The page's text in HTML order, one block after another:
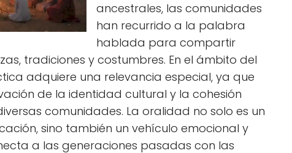
ancestrales, las comunidades
han recurrido a la palabra
hablada para compartir
tradiciones y costumbres. En el ámbito del
adquiere una relevancia especial, ya que
de la identidad cultural y la cohesión
comunidades. La oralidad no solo es un
sino también un vehículo emocional y
a las generaciones pasadas con las